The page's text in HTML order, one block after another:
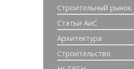
Строительный рынок
Статьи АиС
Архитектура
Строительство